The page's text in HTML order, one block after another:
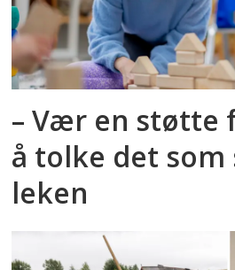
– Vær en støtte
å tolke det som
leken